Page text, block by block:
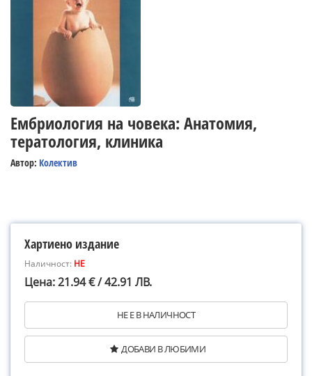
Ембриология на човека: Анатомия,
тератология, клиника
Автор: Колектив
Хартиено издание
Наличност: НЕ
Цена: 21.94 € / 42.91 ЛВ.
НЕ Е В НАЛИЧНОСТ
ДОБАВИ В ЛЮБИМИ